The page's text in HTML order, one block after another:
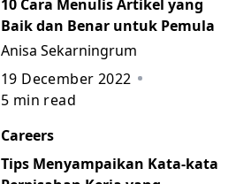
10 Cara Menulis Artikel yang
Baik dan Benar untuk Pemula
Anisa Sekarningrum
19 December 2022
5 min read
Careers
Tips Menyampaikan Kata-kata